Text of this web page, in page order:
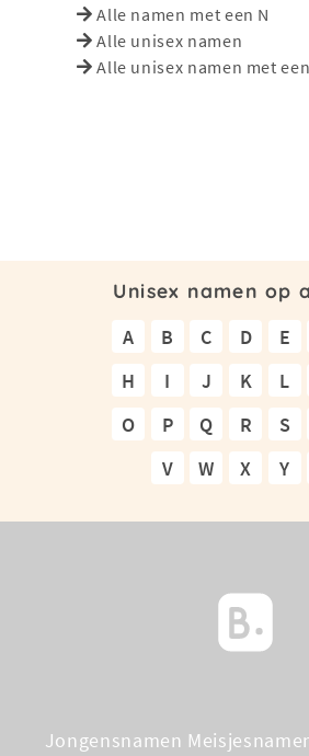
Alle namen met een N
Alle unisex namen
Alle unisex namen met
Unisex namen op
A B C D E
H
I J K L
O
P Q R S
V
W X Y
Jongensnamen